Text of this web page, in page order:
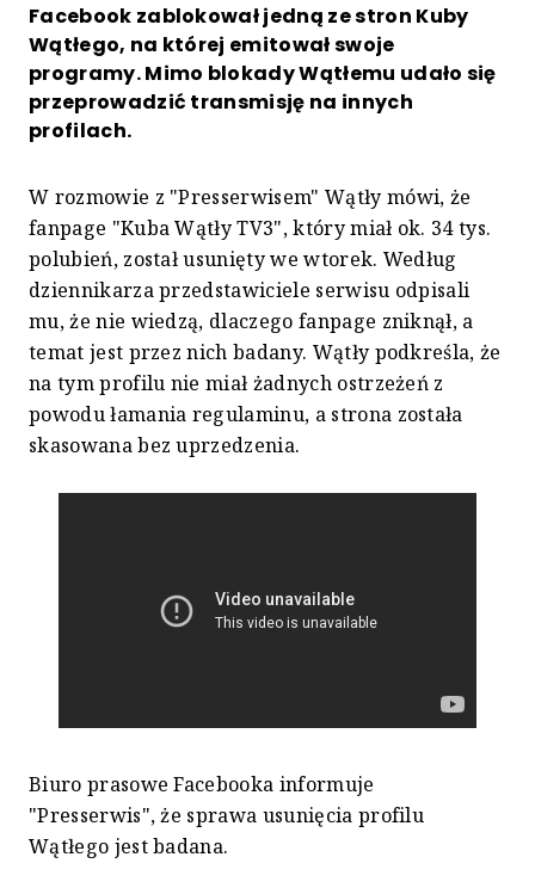
Facebook zablokował jedną ze stron Kuby
Wątłego, na której emitował swoje
programy. Mimo blokady Wątłemu udało się
przeprowadzić transmisję na innych
profilach.
W rozmowie z "Presserwisem" Wątły mówi, że
fanpage "Kuba Wątły TV3", który miał ok. 34 tys.
polubień, został usunięty we wtorek. Według
dziennikarza przedstawiciele serwisu odpisali
mu, że nie wiedzą, dlaczego fanpage zniknął, a
temat jest przez nich badany. Wątły podkreśla, że
na tym profilu nie miał żadnych ostrzeżeń z
powodu łamania regulaminu, a strona została
skasowana bez uprzedzenia.
Biuro prasowe Facebooka informuje
"Presserwis", że sprawa usunięcia profilu
Wątłego jest badana.